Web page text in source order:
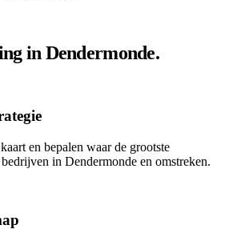
in Dendermonde.
en bepalen waar de grootste
in Dendermonde en omstreken.